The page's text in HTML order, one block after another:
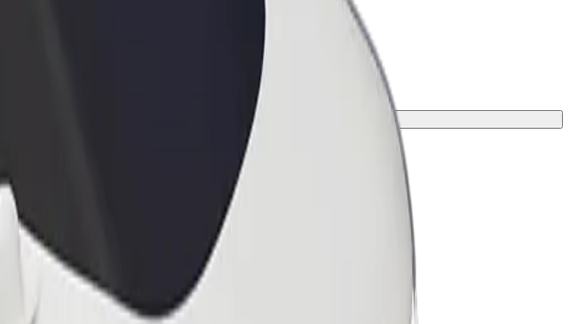
huduma inayofaa kwa safari yako.